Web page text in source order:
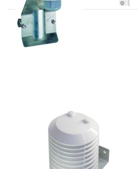
E+E weer- en
stralingskappen
voor diverse